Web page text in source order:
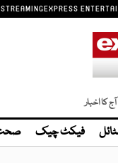
EXPRESS
کا اخبار
فیکٹ چیک